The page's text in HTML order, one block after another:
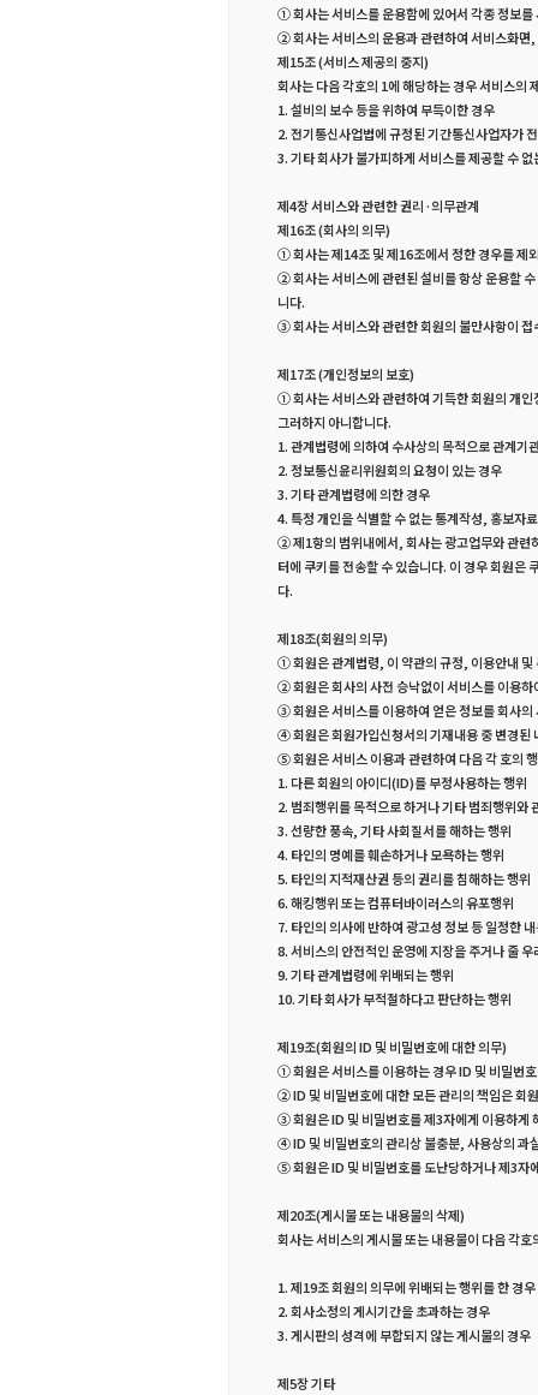
① 회사는 서비스를 운용함에 있어서 각종 정보
② 회사는 서비스의 운용과 관련하여 서비스화면
제15조 (서비스 제공의 중지)
회사는 다음 각호의 1에 해당하는 경우 서비스의
1. 설비의 보수 등을 위하여 부득이한 경우
2. 전기통신사업법에 규정된 기간통신사업자가
3. 기타 회사가 불가피하게 서비스를 제공할 수
제4장 서비스와 관련한 권리·의무관계
제16조 (회사의 의무)
① 회사는 제14조 및 제16조에서 정한 경우를 제
② 회사는 서비스에 관련된 설비를 항상 운용할
니다.
③ 회사는 서비스와 관련한 회원의 불만사항이
제17조 (개인정보의 보호)
① 회사는 서비스와 관련하여 기득한 회원의 개인
그러하지 아니합니다.
1. 관계법령에 의하여 수사상의 목적으로 관계기
2. 정보통신윤리위원회의 요청이 있는 경우
3. 기타 관계법령에 의한 경우
4. 특정 개인을 식별할 수 없는 통계작성, 홍보자
② 제1항의 범위내에서, 회사는 광고업무와 관련
터에 쿠키를 전송할 수 있습니다. 이 경우 회원은
다.
제18조(회원의 의무)
① 회원은 관계법령, 이 약관의 규정, 이용안내 및
② 회원은 회사의 사전 승낙없이 서비스를 이용하
③ 회원은 서비스를 이용하여 얻은 정보를 회사
④ 회원은 회원가입신청서의 기재내용 중 변경된
⑤ 회원은 서비스 이용과 관련하여 다음 각 호의
1. 다른 회원의 아이디(ID)를 부정사용하는 행위
2. 범죄행위를 목적으로 하거나 기타 범죄행위와
3. 선량한 풍속, 기타 사회질서를 해하는 행위
4. 타인의 명예를 훼손하거나 모욕하는 행위
5. 타인의 지적재산권 등의 권리를 침해하는 행위
6. 해킹행위 또는 컴퓨터바이러스의 유포행위
7. 타인의 의사에 반하여 광고성 정보 등 일정한
8. 서비스의 안전적인 운영에 지장을 주거나 줄
9. 기타 관계법령에 위배되는 행위
10. 기타 회사가 부적절하다고 판단하는 행위
제19조(회원의 ID 및 비밀번호에 대한 의무)
① 회원은 서비스를 이용하는 경우 ID 및 비밀번
② ID 및 비밀번호에 대한 모든 관리의 책임은 회
③ 회원은 ID 및 비밀번호를 제3자에게 이용하게
④ ID 및 비밀번호의 관리상 불충분, 사용상의 과
⑤ 회원은 ID 및 비밀번호를 도난당하거나 제3자
제20조(게시물 또는 내용물의 삭제)
회사는 서비스의 게시물 또는 내용물이 다음 각
1. 제19조 회원의 의무에 위배되는 행위를 한 경우
2. 회사소정의 게시기간을 초과하는 경우
3. 게시판의 성격에 부합되지 않는 게시물의 경우
제5장 기타